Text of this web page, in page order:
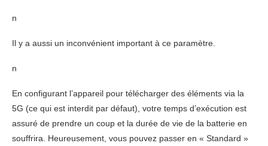
n
Il y a aussi un inconvénient important à ce paramètre.
n
En configurant l’appareil pour télécharger des éléments via la
5G (ce qui est interdit par défaut), votre temps d’exécution est
assuré de prendre un coup et la durée de vie de la batterie en
souffrira. Heureusement, vous pouvez passer en « Standard »